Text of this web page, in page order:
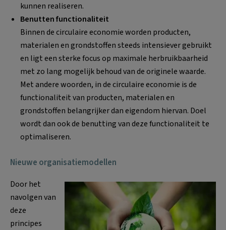
kunnen realiseren.
Benutten functionaliteit
Binnen de circulaire economie worden producten,
materialen en grondstoffen steeds intensiever gebruikt
en ligt een sterke focus op maximale herbruikbaarheid
met zo lang mogelijk behoud van de originele waarde.
Met andere woorden, in de circulaire economie is de
functionaliteit van producten, materialen en
grondstoffen belangrijker dan eigendom hiervan. Doel
wordt dan ook de benutting van deze functionaliteit te
optimaliseren.
Nieuwe organisatiemodellen
Door het
navolgen van
deze
principes